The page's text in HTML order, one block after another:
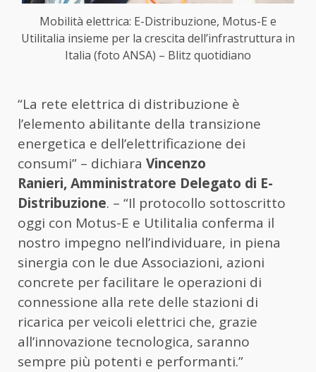
Mobilità elettrica: E-Distribuzione, Motus-E e
Utilitalia insieme per la crescita dell’infrastruttura in
Italia (foto ANSA) – Blitz quotidiano
“La rete elettrica di distribuzione è
l’elemento abilitante della transizione
energetica e dell’elettrificazione dei
consumi” – dichiara Vincenzo
Ranieri, Amministratore Delegato di E-
Distribuzione. – “Il protocollo sottoscritto
oggi con Motus-E e Utilitalia conferma il
nostro impegno nell’individuare, in piena
sinergia con le due Associazioni, azioni
concrete per facilitare le operazioni di
connessione alla rete delle stazioni di
ricarica per veicoli elettrici che, grazie
all’innovazione tecnologica, saranno
sempre più potenti e performanti.”